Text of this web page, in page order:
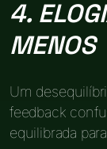
4.
MENOS
Um
feedback
equilibrada